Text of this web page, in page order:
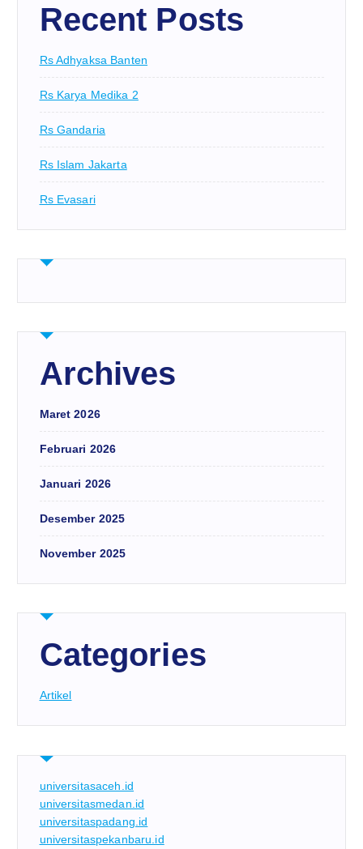
Recent Posts
Rs Adhyaksa Banten
Rs Karya Medika 2
Rs Gandaria
Rs Islam Jakarta
Rs Evasari
Archives
Maret 2026
Februari 2026
Januari 2026
Desember 2025
November 2025
Categories
Artikel
universitasaceh.id
universitasmedan.id
universitaspadang.id
universitaspekanbaru.id